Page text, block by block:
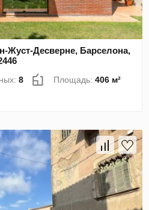
Жуст-Десверне, Барселона,
8 Площадь:406 м²